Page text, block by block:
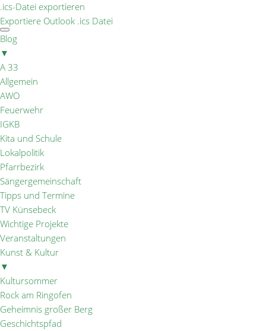
.ics-Datei exportieren
Exportiere Outlook .ics Datei
Blog
▼
A 33
Allgemein
AWO
Feuerwehr
IGKB
Kita und Schule
Lokalpolitik
Pfarrbezirk
Sängergemeinschaft
Tipps und Termine
TV Künsebeck
Wichtige Projekte
Veranstaltungen
Kunst & Kultur
▼
Kultursommer
Rock am Ringofen
Geheimnis großer Berg
Geschichtspfad